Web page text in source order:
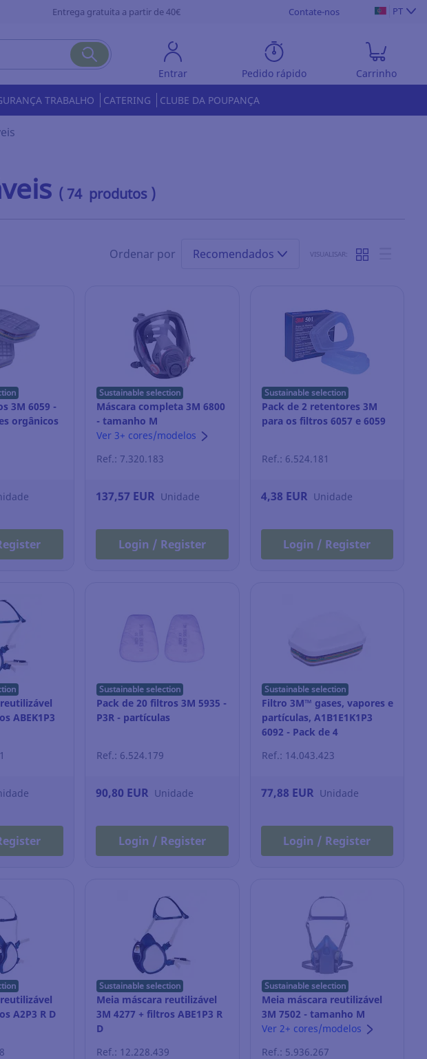
Entrega gratuita a partir de 40€ Contate-nos PT
Entrar Pedido rápido Carrinho
TRABALHO CATERING CLUBE DA POUPANÇA
( 74 produtos )
Ordenar por Recomendados VISUALISAR:
3M 6059 -
orgânicos
Sustainable selection
Máscara completa 3M 6800
- tamanho M
Ver 3+ cores/modelos
Ref.: 7.320.183
137,57 EUR Unidade
Login / Register
Sustainable selection
Pack de 2 retentores 3M
para os filtros 6057 e 6059
Ref.: 6.524.181
4,38 EUR Unidade
Login / Register
ABEK1P3
Sustainable selection
Pack de 20 filtros 3M 5935 -
P3R - partículas
Ref.: 6.524.179
90,80 EUR Unidade
Login / Register
Sustainable selection
Filtro 3M™ gases, vapores e
partículas, A1B1E1K1P3
6092 - Pack de 4
Ref.: 14.043.423
77,88 EUR Unidade
Login / Register
A2P3 R D
Sustainable selection
Meia máscara reutilizável
3M 4277 + filtros ABE1P3 R
D
Ref.: 12.228.439
Sustainable selection
Meia máscara reutilizável
3M 7502 - tamanho M
Ver 2+ cores/modelos
Ref.: 5.936.267